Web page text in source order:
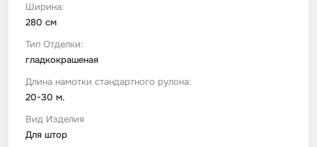
Ширина:
280 см
Тип Отделки:
гладкокрашеная
Длина намотки стандартного рулона:
20-30 м.
Вид Изделия
Для штор